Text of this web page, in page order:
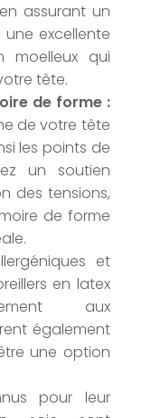
assurant un
excellente
moelleux qui
tête.
de forme :
de votre tête
les points de
un soutien
des tensions,
de forme
et
en latex
aux
également
une option
pour leur